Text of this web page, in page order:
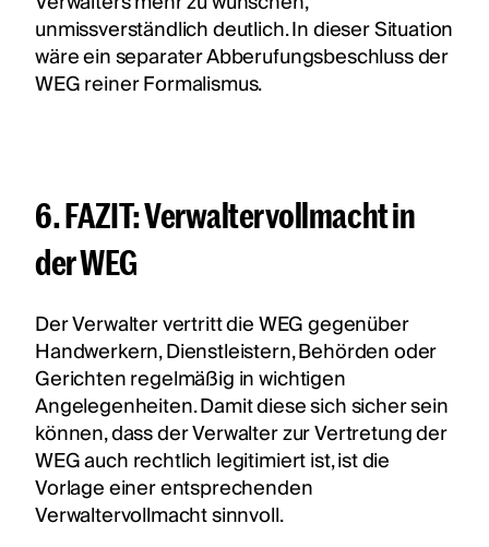
unmissverständlich deutlich. In dieser Situation
wäre ein separater Abberufungsbeschluss der
WEG reiner Formalismus.
6. FAZIT: Verwaltervollmacht in
der WEG
Der Verwalter vertritt die WEG gegenüber
Handwerkern, Dienstleistern, Behörden oder
Gerichten regelmäßig in wichtigen
Angelegenheiten. Damit diese sich sicher sein
können, dass der Verwalter zur Vertretung der
WEG auch rechtlich legitimiert ist, ist die
Vorlage einer entsprechenden
Verwaltervollmacht sinnvoll.